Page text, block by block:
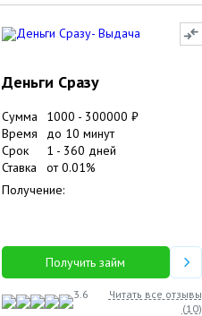
Деньги Сразу
Сумма 1000 - 300000 ₽
Время
до 10 минут
Срок
1 - 360 дней
Ставка
от0.01%
Получение:
Получить займ
3.6
Читать все отзывы
(10)